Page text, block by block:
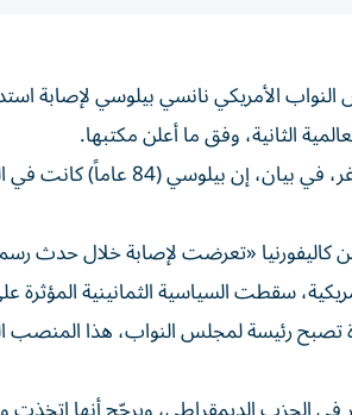
الأمريكي نانسي بيلوسي لإصابة
الثانية، وفق ما أعلن مكتبها.
وقال المتحدث باسمها إيان
عن كاليفورنيا «تعرضت لإصابة خلال
سقطت السياسية الثمانينية
رئيسة لمجلس النواب، هذا المنصب